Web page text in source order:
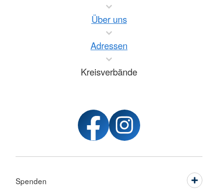
Über uns
Adressen
Kreisverbände
Spenden